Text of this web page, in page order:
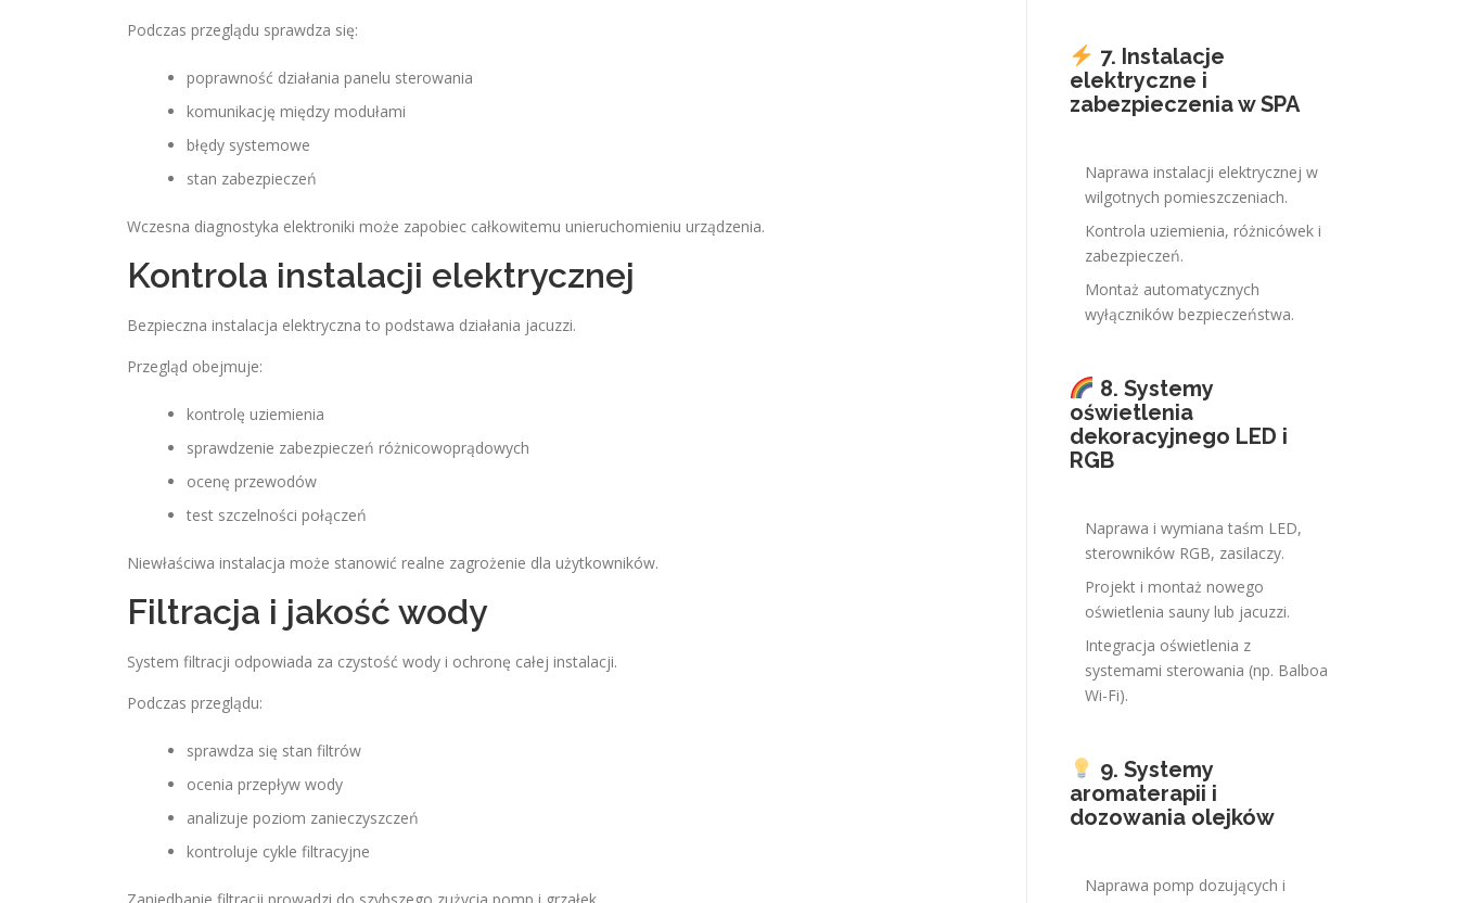
Podczas przeglądu sprawdza się:
poprawność działania panelu sterowania
komunikację między modułami
błędy systemowe
stan zabezpieczeń
Wczesna diagnostyka elektroniki może zapobiec całkowitemu unieruchomieniu urządzenia.
Kontrola instalacji elektrycznej
Bezpieczna instalacja elektryczna to podstawa działania jacuzzi.
Przegląd obejmuje:
kontrolę uziemienia
sprawdzenie zabezpieczeń różnicowoprądowych
ocenę przewodów
test szczelności połączeń
Niewłaściwa instalacja może stanowić realne zagrożenie dla użytkowników.
Filtracja i jakość wody
System filtracji odpowiada za czystość wody i ochronę całej instalacji.
Podczas przeglądu:
sprawdza się stan filtrów
ocenia przepływ wody
analizuje poziom zanieczyszczeń
kontroluje cykle filtracyjne
7. Instalacje
elektryczne i
zabezpieczenia w SPA
Naprawa instalacji elektrycznej w
wilgotnych pomieszczeniach.
Kontrola uziemienia, różnicówek i
zabezpieczeń.
Montaż automatycznych
wyłączników bezpieczeństwa.
8. Systemy
oświetlenia
dekoracyjnego LED i
RGB
Naprawa i wymiana taśm LED,
sterowników RGB, zasilaczy.
Projekt i montaż nowego
oświetlenia sauny lub jacuzzi.
Integracja oświetlenia z
systemami sterowania (np. Balboa
Wi-Fi).
9. Systemy
aromaterapii i
dozowania olejków
Naprawa pomp dozujących i